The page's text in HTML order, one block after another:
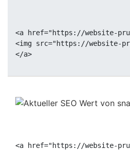
<a href="https://website-
<img src="https://website-
<a href="https://website-